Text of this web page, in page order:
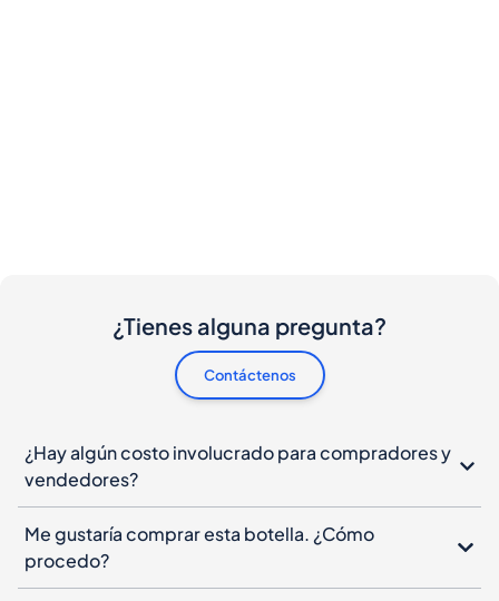
¿Tienes alguna pregunta?
Contáctenos
¿Hay algún costo involucrado para compradores y
vendedores?
Me gustaría comprar esta botella. ¿Cómo
procedo?